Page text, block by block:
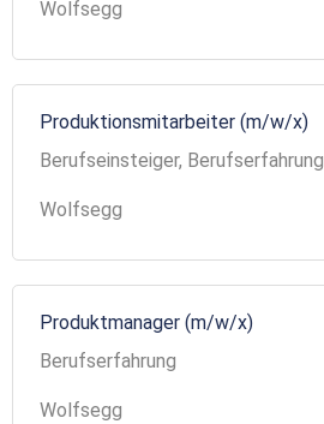
Wolfsegg
Produktionsmitarbeiter (m/w/x)
Berufseinsteiger, Berufserfahrung
Wolfsegg
Produktmanager (m/w/x)
Berufserfahrung
Wolfsegg